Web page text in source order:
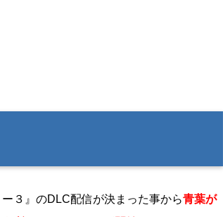
３』のDLC配信が決まった事から青葉が